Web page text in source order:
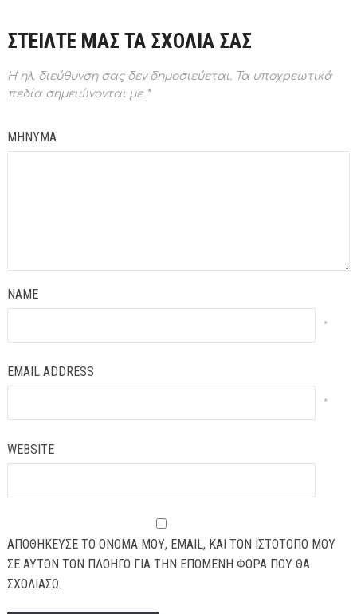
ΣΤΕΙΛΤΕ ΜΑΣ ΤΑ ΣΧΟΛΙΑ ΣΑΣ
Η ηλ. διεύθυνση σας δεν δημοσιεύεται.Τα υποχρεωτικά
πεδία σημειώνονται με *
ΜΗΝΥΜΑ
NAME
*
EMAIL ADDRESS
*
WEBSITE
ΑΠΟΘΉΚΕΥΣΕ ΤΟ ΌΝΟΜΆ ΜΟΥ, EMAIL, ΚΑΙ ΤΟΝ ΙΣΤΌΤΟΠΟ ΜΟΥ
ΣΕ ΑΥΤΌΝ ΤΟΝ ΠΛΟΗΓΌ ΓΙΑ ΤΗΝ ΕΠΌΜΕΝΗ ΦΟΡΆ ΠΟΥ ΘΑ
ΣΧΟΛΙΆΣΩ.